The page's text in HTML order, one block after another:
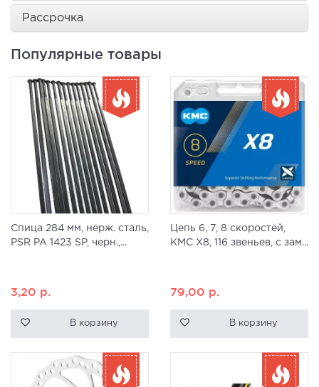
Рассрочка
Популярные товары
Спица 284 мм, нерж. сталь,
PSR PA 1423 SP, черн.,...
3,20 р.
В корзину
Цепь 6, 7, 8 скоростей,
KMC X8, 116 звеньев, с зам...
79,00 р.
В корзину